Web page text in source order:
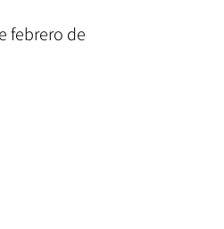
febrero de